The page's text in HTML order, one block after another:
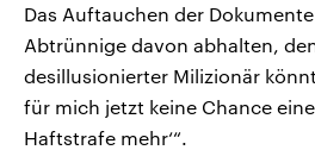
Das Auftauchen der
Abtrünnige davon abhalten,
desillusionierter Milizionär
für mich jetzt keine Chance
Haftstrafe mehr‘“.